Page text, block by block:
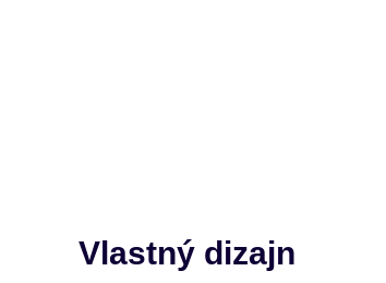
Vlastný dizajn